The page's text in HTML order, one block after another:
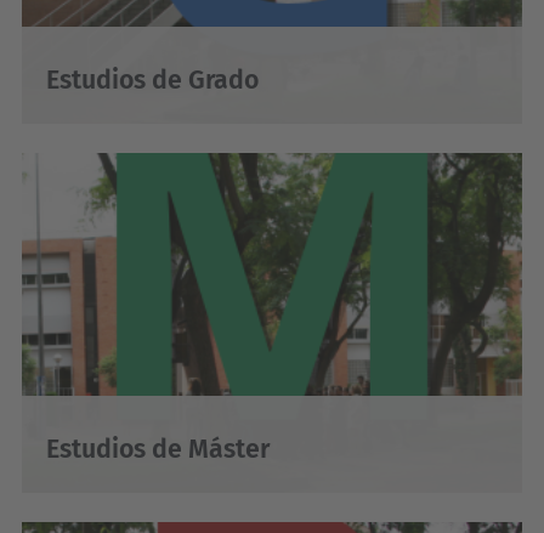
Estudios de Grado
Estudios de Máster